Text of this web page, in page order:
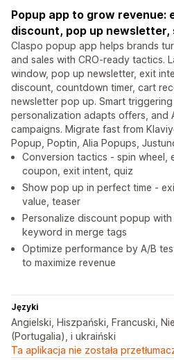
Popup app to grow revenue:
discount, pop up
Claspo popup app helps brands
and sales with CRO-ready tactics.
window, pop up newsletter, exit
discount, countdown timer, cart
newsletter pop up. Smart
personalization adapts offers, and
campaigns. Migrate fast from
Popup, Poptin, Alia Popups,
Conversion tactics - spin wheel,
coupon, exit intent, quiz
Show pop up in perfect time -
value, teaser
Personalize discount popup
keyword in merge tags
Optimize performance by A/B
to maximize revenue
Języki
Angielski, Hiszpański, Francuski,
(Portugalia), i ukraiński
Ta aplikacja nie została